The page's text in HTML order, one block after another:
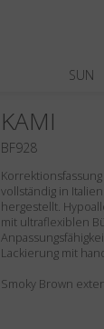
SUN
vollständig in
hergestellt.
mit ultraflexiblen
Lackierung mit
Smoky Brown
KAMI
BF928